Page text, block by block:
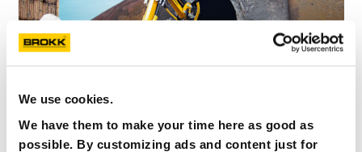
We use cookies.
We have them to make your time here as good as
possible. By customizing ads and content just for